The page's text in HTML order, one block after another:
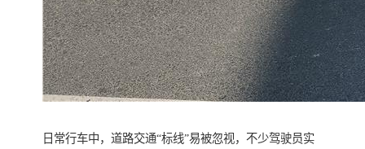
日常行车中，道路交通“标线”易被忽视，不少驾驶员实